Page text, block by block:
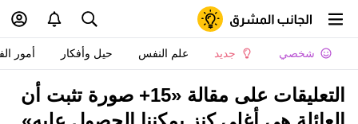
شخصي جديد علم النفس حيل وأفكار أمور
التعليقات على مقالة «15+ صورة تثبت أن